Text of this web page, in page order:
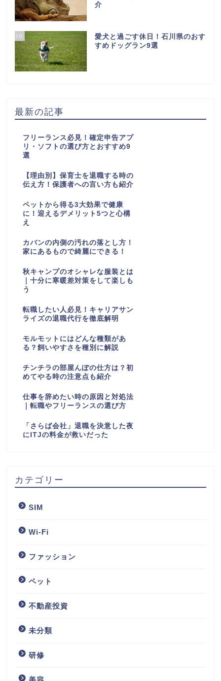
介
10
愛犬と過ごす休日！石川県のおす
すめドッグラン9選
最新の記事
フリーランス必見！確定申告アプ
リ・ソフトの選び方とおすすめ9
選
【理由別】保育士を退職する時の
伝え方！保護者への言い方も紹介
ペットから得る3大効果で健康
に！迎えるデメリット5つと心構
え
カバンの内側の汚れの落とし方！
家にあるもので綺麗にできる！
秋キャンプのオシャレな服装とは
｜十分に寒暖差対策をして楽しも
う
転職したい人必見！キャリアサン
ライズの退職代行を徹底解明
モルモットにはどんな種類があ
る？飼いやすさを種別に解説
チンチラの部屋んぽの仕方は？初
めてやる時の注意点も紹介
仕事を辞めたい時の原因と対処法
｜転職やフリーランスの選び方
「さらば会社」退職を決意した夜
にITJの料金が救いだった
カテゴリー
SIM
Wi-Fi
ファッション
ペット
不動産投資
未分類
研修